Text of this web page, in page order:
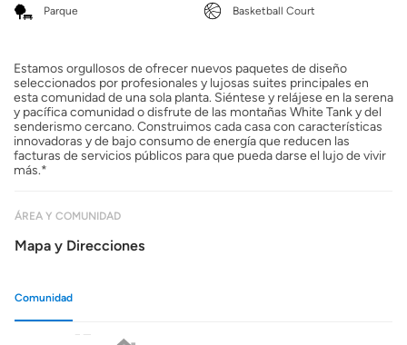
Parque Basketball Court
Estamos orgullosos de ofrecer nuevos paquetes de diseño
seleccionados por profesionales y lujosas suites principales en
esta comunidad de una sola planta. Siéntese y relájese en la serena
y pacífica comunidad o disfrute de las montañas White Tank y del
senderismo cercano. Construimos cada casa con características
innovadoras y de bajo consumo de energía que reducen las
facturas de servicios públicos para que pueda darse el lujo de vivir
más.*
ÁREA Y COMUNIDAD
Mapa y Direcciones
Comunidad